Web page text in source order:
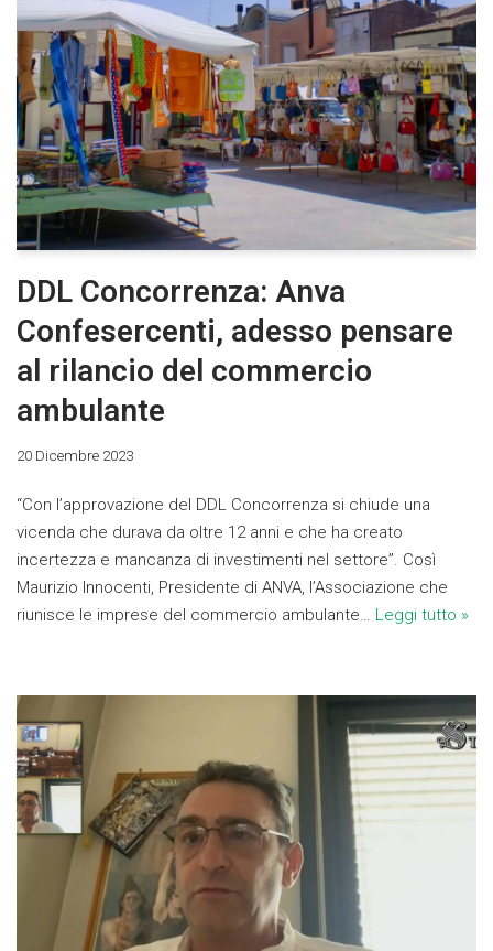
DDL Concorrenza: Anva
Confesercenti, adesso pensare
al rilancio del commercio
ambulante
20 Dicembre 2023
“Con l’approvazione del DDL Concorrenza si chiude una
vicenda che durava da oltre 12 anni e che ha creato
incertezza e mancanza di investimenti nel settore”. Così
Maurizio Innocenti, Presidente di ANVA, l’Associazione che
riunisce le imprese del commercio ambulante… Leggi tutto »